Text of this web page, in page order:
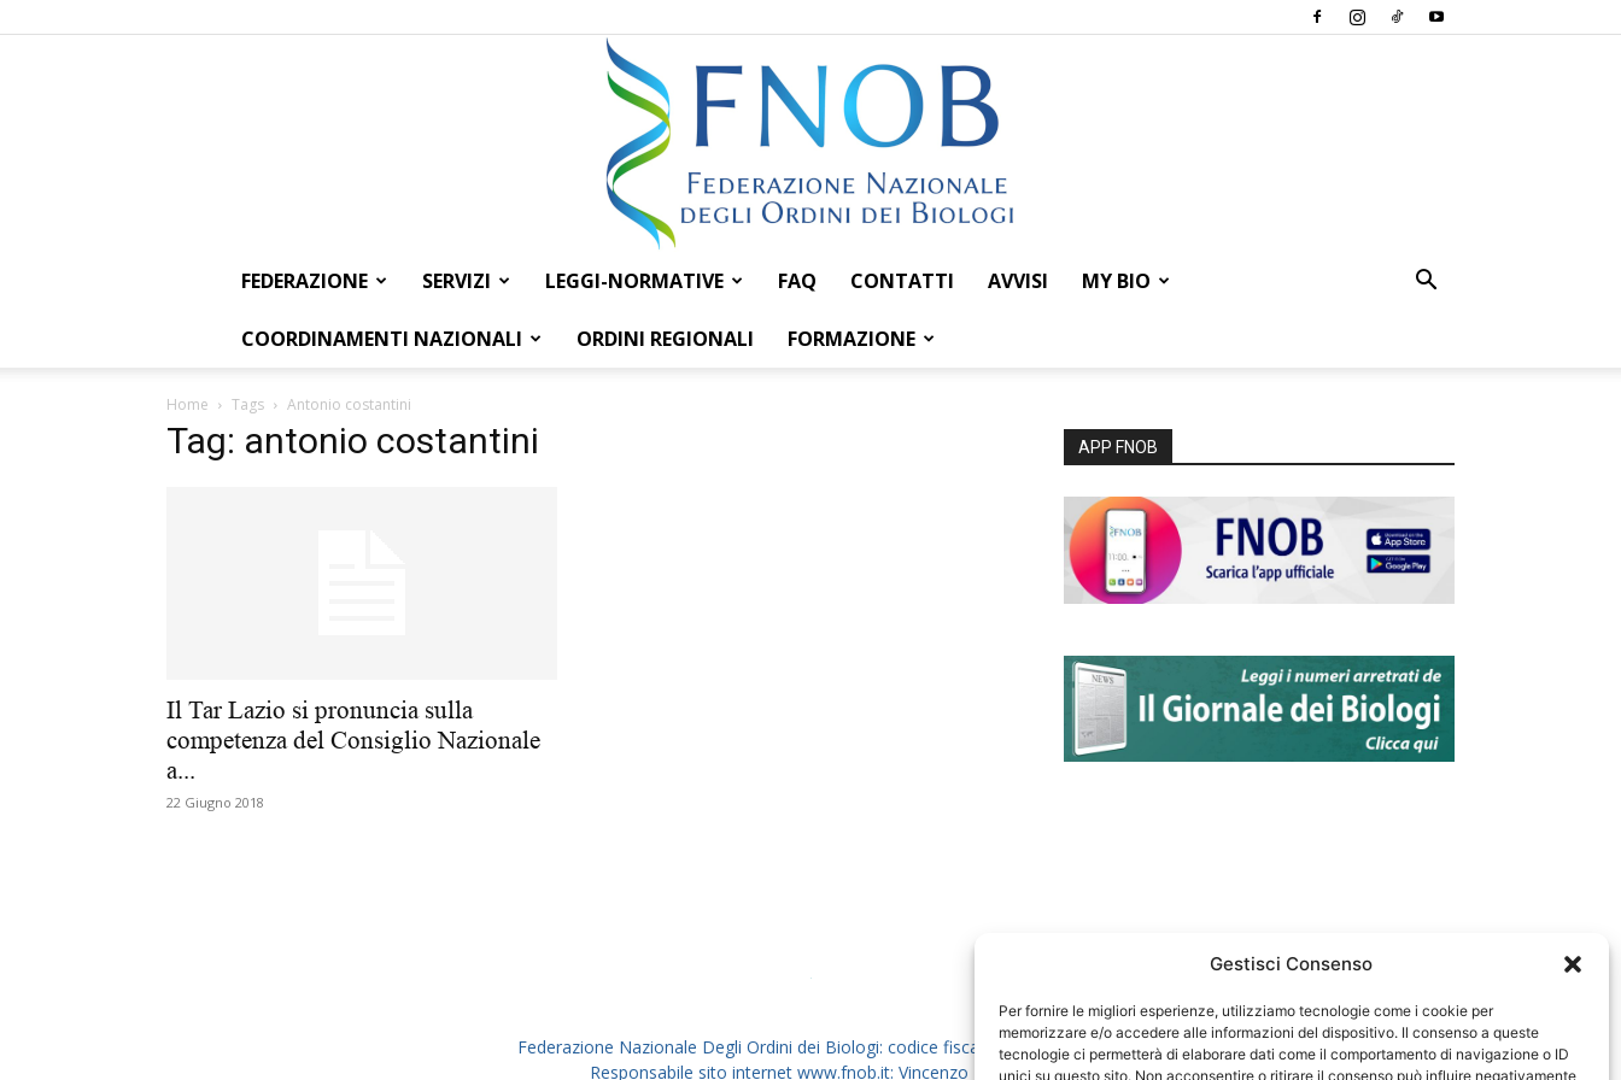
Gestisci Consenso
Per fornire le migliori esperienze, utilizziamo tecnologie come i cookie per
memorizzare e/o accedere alle informazioni del dispositivo. Il consenso a queste
tecnologie ci permetterà di elaborare dati come il comportamento di navigazione o ID
unici su questo sito. Non acconsentire o ritirare il consenso può influire negativamente
Federazione
FEDERAZIONE SERVIZI LEGGI-NORMATIVE FAQ CONTATTI AVVISI MY BIO
COORDINAMENTI NAZIONALI ORDINI REGIONALI FORMAZIONE
Home Tags Antonio costantini
Tag: antonio costantini
Il Tar Lazio si pronuncia sulla
competenza del Consiglio Nazionale
a...
22 Giugno 2018
APP FNOB
Federazione Nazionale Degli Ordini dei Biologi: codice fiscale 80069130583
Responsabile sito internet www.fnob.it: Vincenzo D'Anna